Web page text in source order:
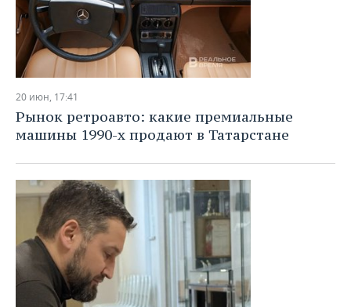
20 июн, 17:41
Рынок ретроавто: какие премиальные
машины 1990-х продают в Татарстане